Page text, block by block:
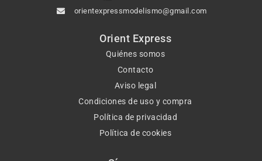
orientexpressmodelismo@gmail.com
Orient Express
Quiénes somos
Contacto
Aviso legal
Condiciones de uso y compra
Política de privacidad
Política de cookies